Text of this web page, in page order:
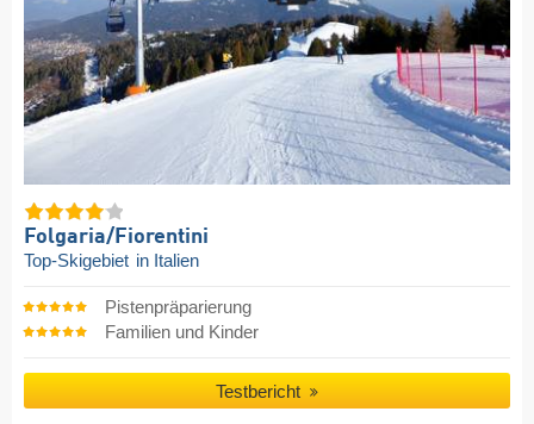
Folgaria/​Fiorentini
Top-Skigebiet in Italien
Pistenpräparierung
Familien und Kinder
Testbericht